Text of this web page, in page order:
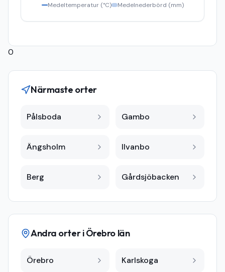
Medeltemperatur (°C) Medelnederbörd (mm)
0
Närmaste orter
Pålsboda Gambo
Ängsholm Ilvanbo
Berg Gårdsjöbacken
Andra orter iÖrebro län
Örebro Karlskoga